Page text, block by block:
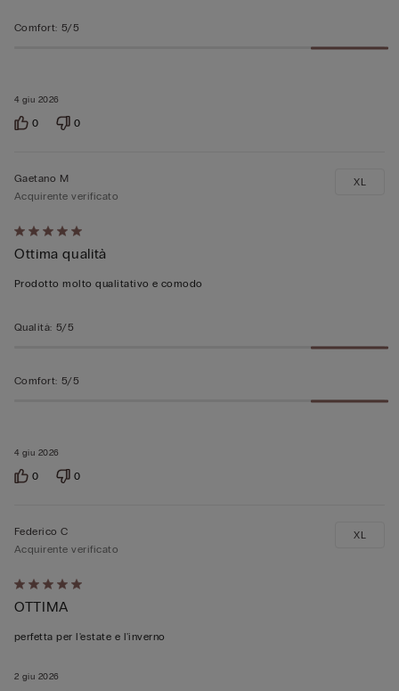
4 giu 2026
Comfort: 5/5
0 0
Valutato
5
su
4 giu 2026
Gaetano M
Acquirente verificato
Ottima qualità
Prodotto molto qualitativo e comodo
XL
Qualità: 5/5
Comfort: 5/5
0 0
Valutato
5
su
2 giu 2026
Federico C
Acquirente verificato
OTTIMA
perfetta per l'estate e l'inverno
XL